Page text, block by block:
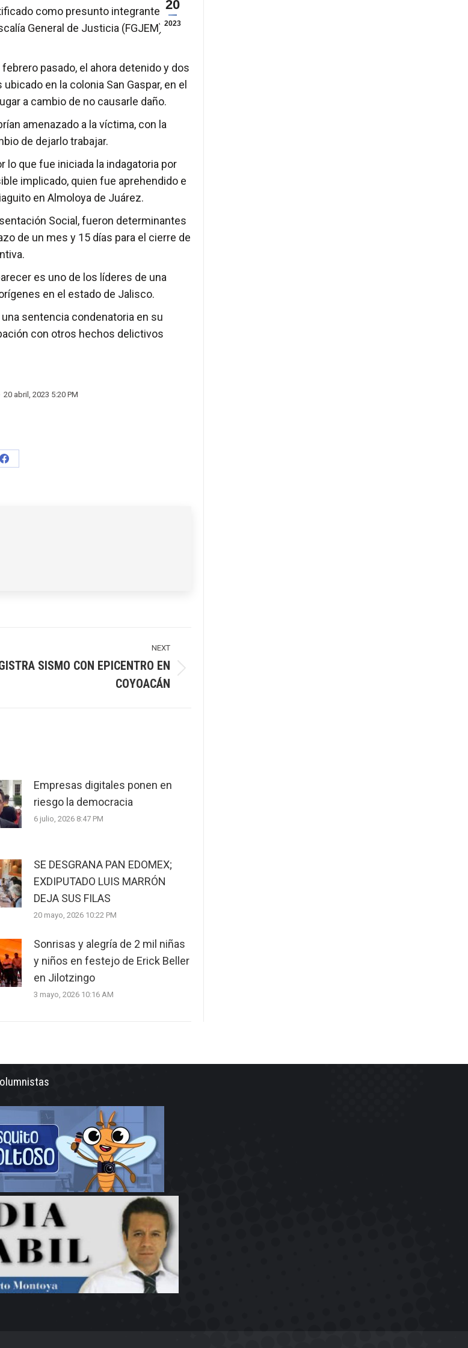
20
2023
como presunto integrante de
General de Justicia (FGJEM)
pasado, el ahora detenido y dos
en la colonia San Gaspar, en el
a cambio de no causarle daño.
amenazado a la víctima, con la
de dejarlo trabajar.
que fue iniciada la indagatoria por
implicado, quien fue aprehendido e
en Almoloya de Juárez.
Social, fueron determinantes
de un mes y 15 días para el cierre de
es uno de los líderes de una
en el estado de Jalisco.
sentencia condenatoria en su
con otros hechos delictivos
20 abril, 2023 5:20 PM
Share
NEXT
SISMO CON EPICENTRO EN
COYOACÁN
Empresas digitales ponen en
riesgo la democracia
6 julio, 2026 8:47 PM
SE DESGRANA PAN EDOMEX;
EXDIPUTADO LUIS MARRÓN
DEJA SUS FILAS
20 mayo, 2026 10:22 PM
Sonrisas y alegría de 2 mil niñas
y niños en festejo de Erick Beller
en Jilotzingo
3 mayo, 2026 10:16 AM